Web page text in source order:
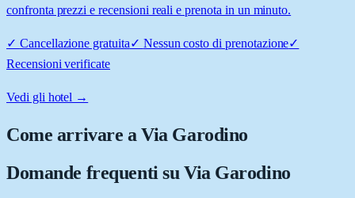
confronta prezzi e recensioni reali e prenota in un minuto.
✓ Cancellazione gratuita✓ Nessun costo di prenotazione✓
Recensioni verificate
Vedi gli hotel →
Come arrivare aVia Garodino
Domande frequenti su Via Garodino